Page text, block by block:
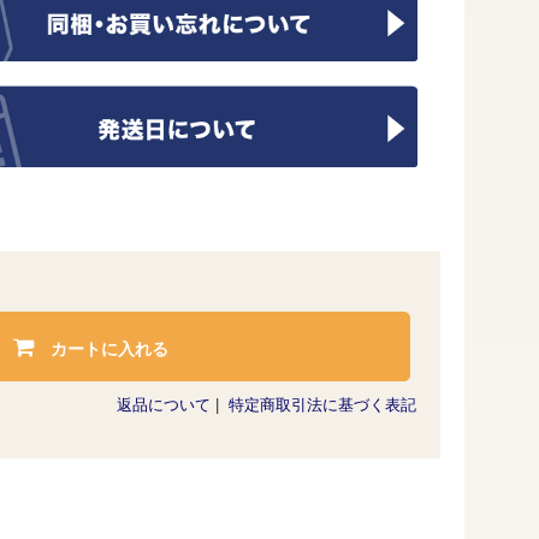
カートに入れる
返品について 特定商取引法に基づく表記